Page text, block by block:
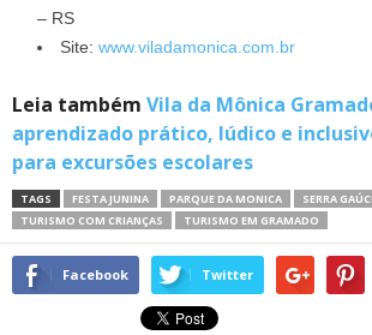
– RS
Site: www.viladamonica.com.br
Leia também Vila da Mônica
aprendizado prático, lúdico e
para excursões escolares
TAGS FESTA JUNINA PARQUE DA MONICA
SERRA
TURISMO COM CRIANÇAS
TURISMO EM GRAMADO
Facebook Twitter